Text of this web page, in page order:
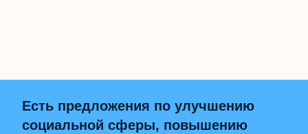
Есть предложения по улучшению
социальной сферы, повышению